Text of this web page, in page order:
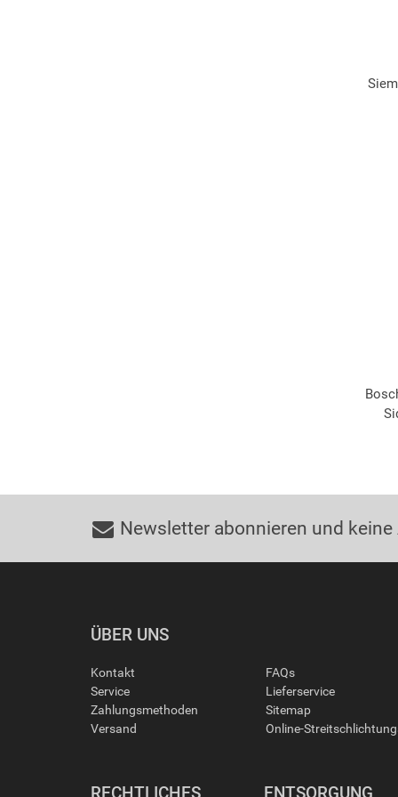
Newsletter abonnieren und
ÜBER UNS
Kontakt
Service
Zahlungsmethoden
Versand
FAQs
Lieferservice
Sitemap
Online-
RECHTLICHES ENTSORGUNG